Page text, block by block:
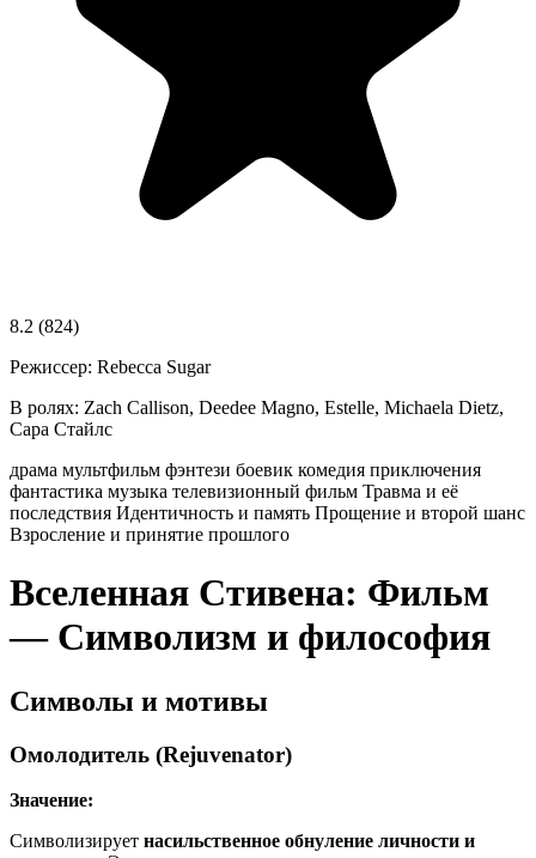
8.2 (824)
Режиссер: Rebecca Sugar
В ролях: Zach Callison, Deedee Magno, Estelle, Michaela Dietz,
Сара Стайлс
драма мультфильм фэнтези боевик комедия приключения
фантастика музыка телевизионный фильм Травма и её
последствия Идентичность и память Прощение и второй шанс
Взросление и принятие прошлого
Вселенная Стивена: Фильм
— Символизм и философия
Символы и мотивы
Омолодитель (Rejuvenator)
Значение:
Символизирует насильственное обнуление личности и